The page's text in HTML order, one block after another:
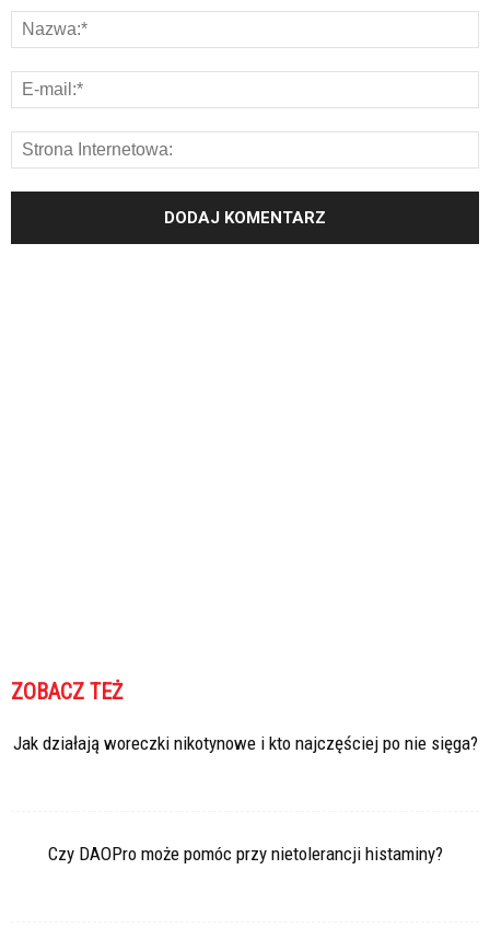
ZOBACZ TEŻ
Jak działają woreczki nikotynowe i kto najczęściej po nie sięga?
Czy DAOPro może pomóc przy nietolerancji histaminy?